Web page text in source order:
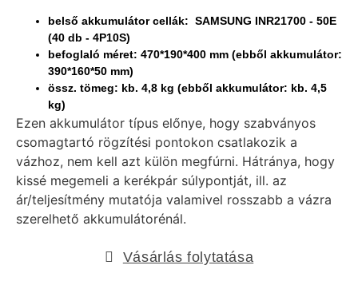
belső akkumulátor cellák: SAMSUNG INR21700 - 50E
(40 db - 4P10S)
befoglaló méret: 470*190*400 mm (ebből akkumulátor:
390*160*50 mm)
össz. tömeg: kb. 4,8 kg (ebből akkumulátor: kb. 4,5
kg)
Ezen akkumulátor típus előnye, hogy szabványos
csomagtartó rögzítési pontokon csatlakozik a
vázhoz, nem kell azt külön megfúrni. Hátránya, hogy
kissé megemeli a kerékpár súlypontját, ill. az
ár/teljesítmény mutatója valamivel rosszabb a vázra
szerelhető akkumulátorénál.
Vásárlás folytatása